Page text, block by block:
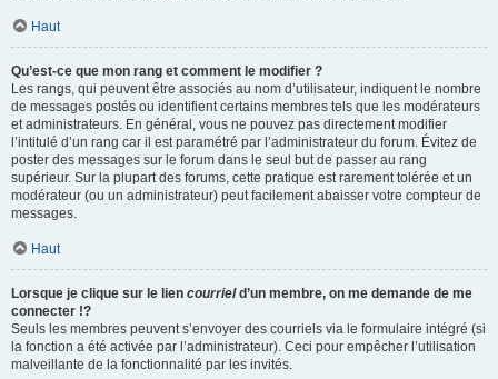
Haut
Qu’est-ce que mon rang et comment le modifier ?
Les rangs, qui peuvent être associés au nom d’utilisateur, indiquent le nombre
de messages postés ou identifient certains membres tels que les modérateurs
et administrateurs. En général, vous ne pouvez pas directement modifier
l’intitulé d’un rang car il est paramétré par l’administrateur du forum. Évitez de
poster des messages sur le forum dans le seul but de passer au rang
supérieur. Sur la plupart des forums, cette pratique est rarement tolérée et un
modérateur (ou un administrateur) peut facilement abaisser votre compteur de
messages.
Haut
Lorsque je clique sur le lien courrield’un membre, on me demande de me
connecter !?
Seuls les membres peuvent s’envoyer des courriels via le formulaire intégré (si
la fonction a été activée par l’administrateur). Ceci pour empêcher l’utilisation
malveillante de la fonctionnalité par les invités.